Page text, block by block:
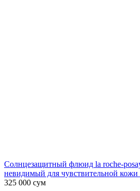
Солнцезащитный флюид la roche-
невидимый для чувствительной
325 000 сум